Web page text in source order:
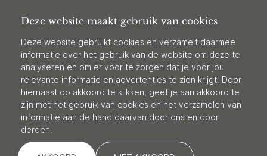
Deze website maakt gebruik van cookies
Deze website gebruikt cookies en verzamelt daarmee
informatie over het gebruik van de website om deze te
analyseren en om er voor te zorgen dat je voor jou
relevante informatie en advertenties te zien krijgt. Door
hiernaast op akkoord te klikken, geef je aan akkoord te
zijn met het gebruik van cookies en het verzamelen van
informatie aan de hand daarvan door ons en door
derden.